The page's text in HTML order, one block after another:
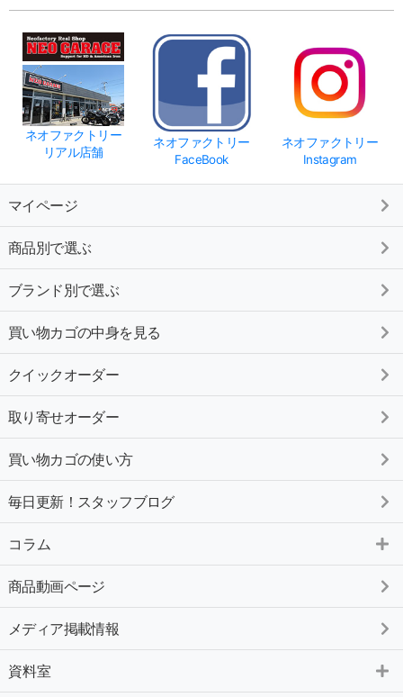
ネオファクトリー
リアル店舗
ネオファクトリー
FaceBook
ネオファクトリー
Instagram
マイページ
商品別で選ぶ
ブランド別で選ぶ
買い物カゴの中身を見る
クイックオーダー
取り寄せオーダー
買い物カゴの使い方
毎日更新！スタッフブログ
コラム
商品動画ページ
メディア掲載情報
資料室